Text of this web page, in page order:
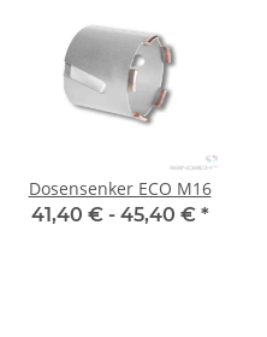
Dosensenker ECO M16
41,40 € - 45,40 € *